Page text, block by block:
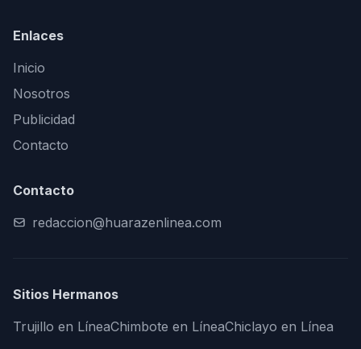
Enlaces
Inicio
Nosotros
Publicidad
Contacto
Contacto
redaccion@huarazenlinea.com
Sitios Hermanos
Trujillo en LíneaChimbote en LíneaChiclayo en Línea